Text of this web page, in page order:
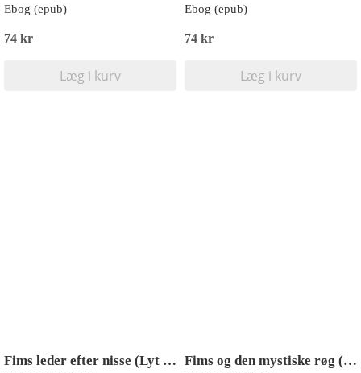
Ebog (epub)
74 kr
Læg i kurv
Ebog (epub)
74 kr
Læg i kurv
Fims leder efter nisse (Lyt & Læs) Fims og den mystiske røg (Lyt & Læs)